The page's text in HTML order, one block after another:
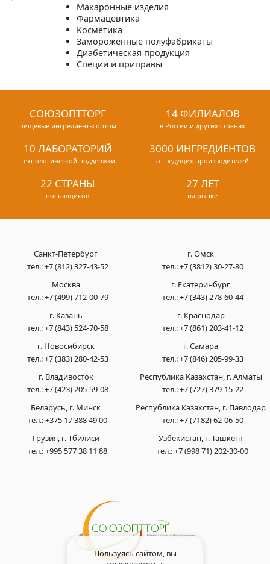
Макаронные изделия
Фармацевтика
Косметика
Замороженные полуфабрикаты
Диабетическая продукция
Специи и приправы
СОЮЗОПТТОРГ
пищевые ингредиенты оптом
14 ФИЛИАЛОВ
в России и других странах
10 ЛАБОРАТОРИЙ
технологической поддержки
3000 ИНГРЕДИЕНТОВ
от ведущих производителей
22 СТРАНЫ
поставщиков
27 ЛЕТ
на рынке
Санкт-Петербург
тел.:+7 (812) 327-43-52
Москва
тел.:+7 (499) 712-00-79
г. Казань
тел.:+7 (843) 524-70-58
г. Новосибирск
тел.:+7 (383) 280-42-53
г. Омск
тел.:+7 (3812) 30-27-80
г. Екатеринбург
тел.:+7 (343) 278-60-44
г. Краснодар
тел.:+7 (861) 203-41-12
г. Самара
тел.:+7 (846) 205-99-33
г. Владивосток
тел.:+7 (423) 205-59-08
Беларусь, г. Минск
тел.:+375 17 388 49 00
Грузия, г. Тбилиси
тел.:+995 577 38 11 88
Республика Казахстан, г. Алматы
тел.:+7 (727) 379-15-22
Республика Казахстан, г. Павлодар
тел.:+7 (7182) 62-06-50
Узбекистан, г. Ташкент
тел.:+7 (998 71) 202-30-00
Пользуясь сайтом, вы